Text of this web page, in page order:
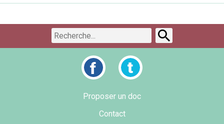
Proposer un doc
Contact